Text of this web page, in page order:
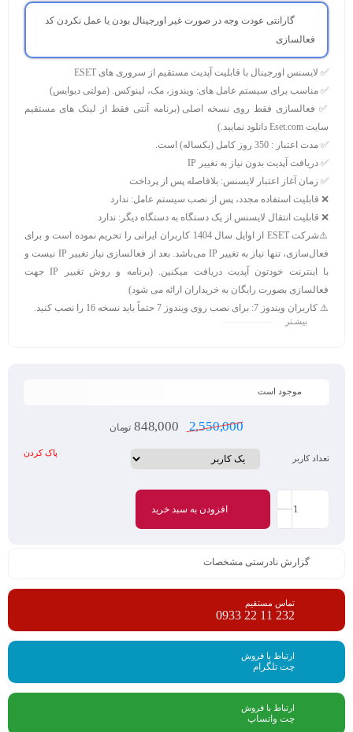
گارانتی عودت وجه در صورت غیر اورجینال بودن یا عمل نکردن کد
فعالسازی
✅ لایسنس اورجینال با قابلیت آپدیت مستقیم از سروری های ESET
✅ مناسب برای سیستم عامل های: ویندوز، مک، لینوکس. (مولتی دیوایس)
✅ فعالسازی فقط روی نسخه اصلی (برنامه آنتی فقط از لینک های مستقیم
سایت Eset.com دانلود نمایید.)
✅ مدت اعتبار :
✅ دریافت آپدیت بدون نیاز به تغییر IP
✅ زمان آغاز اعتبار لایسنس: بلافاصله پس از پرداخت
❌ قابلیت استفاده مجدد، پس از نصب سیستم عامل: ندارد
❌ قابلیت انتقال لایسنس از یک دستگاه به دستگاه دیگر: ندارد
⚠️
شرکت ESET از اوایل سال 1404 کاربران ایرانی را تحریم نموده است و برای
فعال‌سازی، تنها نیاز به تغییر IP می‌باشد. بعد از فعالسازی نیاز تغییر IP نیست و
با اینترنت خودتون آپدیت دریافت میکنین.
(برنامه و روش تغییر IP جهت
فعالسازی بصورت رایگان به خریداران ارائه می شود)
⚠️ کاربران ویندوز 7:
برای نصب روی ویندوز 7 حتماً باید نسخه 16 را نصب کنید.
بیشـتر
موجود است
2,550,000
848,000 تومان
تعداد کاربر
پاک کردن
افزودن به سبد خرید
گزارش نادرستی مشخصات
تماس مستقیم
232 11 22 0933
ارتباط با فروش
چت تلگرام
ارتباط با فروش
چت واتساپ